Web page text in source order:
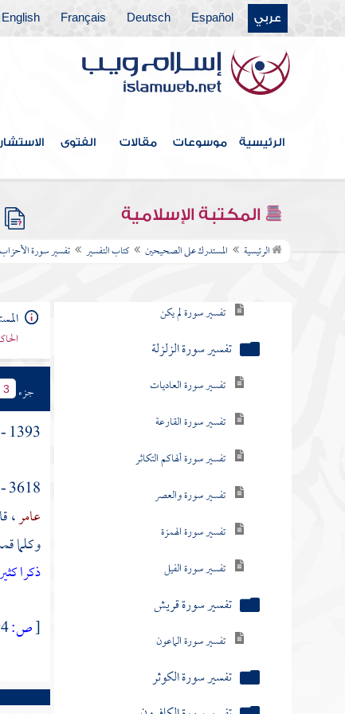
عربي Español
Deutsch
Français
English
الرئيسية موسوعات مقالات الفتوى
المكتبة الإسلامية
الرئيسية المستدرك على الصحيحين كتاب التفسير تفسير سورة الأحزاب
تفسير سورة الزلزلة
تفسير سورة العاديات
تفسير سورة القارعة
تفسير سورة الهمزة
تفسير سورة الماعون
تفسير سورة الكوثر
تفسير سورة الكافرون
تفسير سورة النصر
تفسير سورة أبي لهب
تفسير سورة الإخلاص
تفسير سورة الفلق
تفسير سورة الناس
كتاب تواريخ المتقدمين من الأنبياء والمرسلين
ومن كتاب آيات رسول الله صلى الله عليه وآله
وسلم التي في دلائل النبوة
كتاب الهجرة الأولى إلى الحبشة
جزء 3
1393 - إن الملائكة تصلي على الذاكرين الله كثيرا
3618 - حدثنا
عامر،
وكلما
ذكرا
[ص: